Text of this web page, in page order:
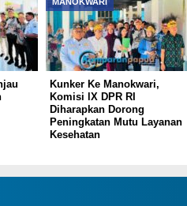
Kunker Ke Manokwari,
Komisi lX DPR RI
Diharapkan Dorong
Peningkatan Mutu Layanan
Kesehatan